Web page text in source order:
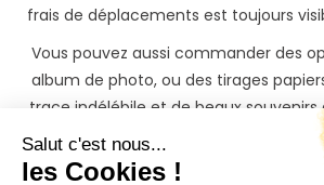
frais de déplacements est toujours
Vous pouvez aussi commander des
album de photo, ou des tirages
trace indélébile et de beaux
photo produits packshots à
Une fois votre shooting passé, vous